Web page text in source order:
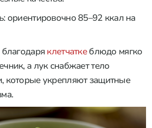
ориентировочно 85–92 ккал на
клетчаткеблюдо мягко
а лук снабжает тело
которые укрепляют защитные